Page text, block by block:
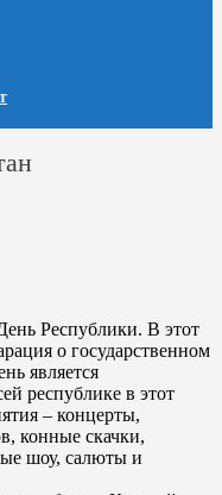
Республики. В этот
о государственном
является
республике в этот
– концерты,
конные скачки,
шоу, салюты и